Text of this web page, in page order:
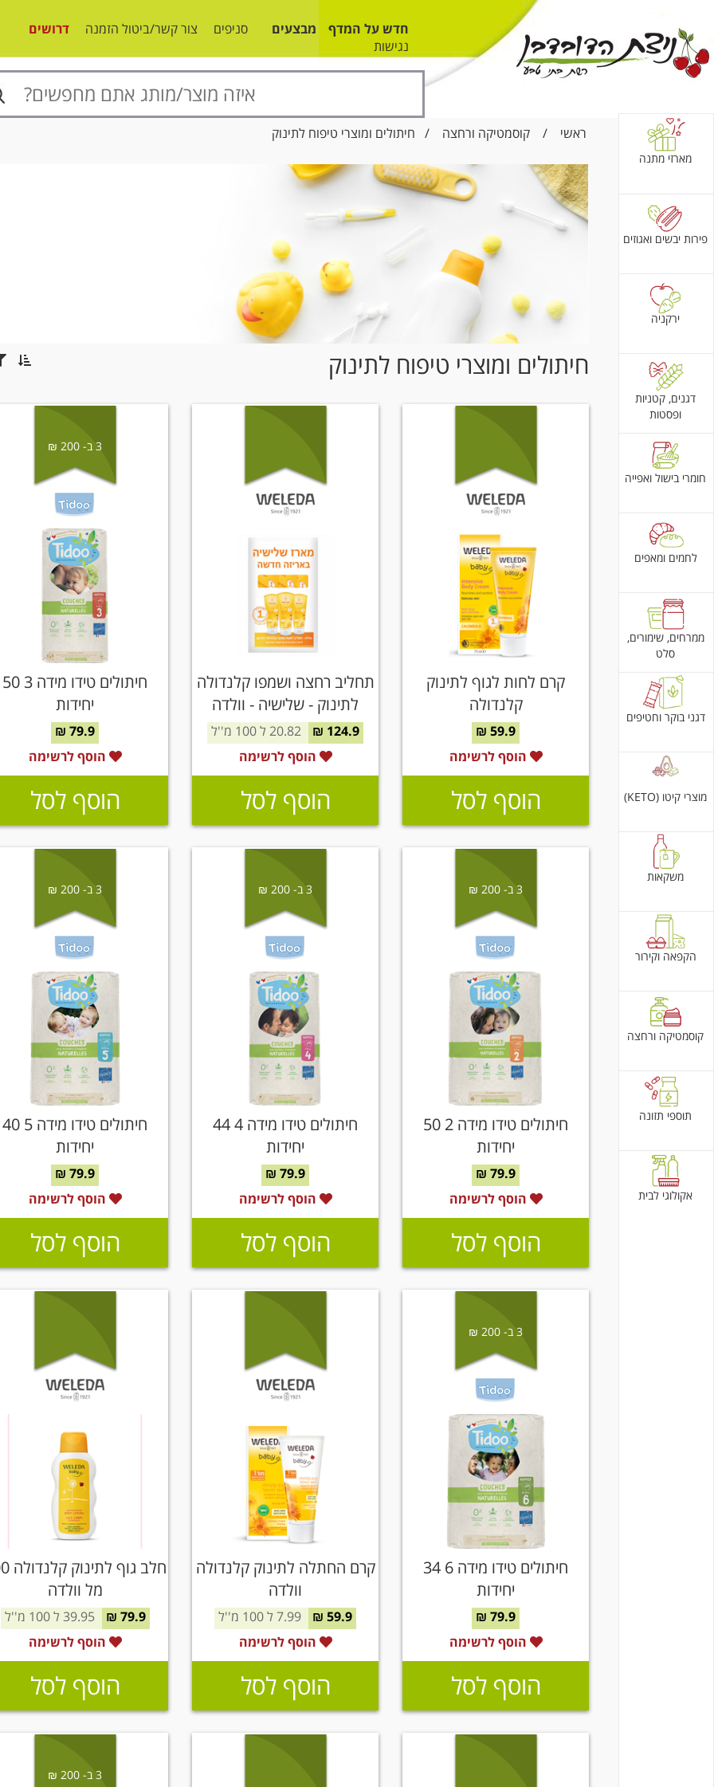
חדש על המדף מבצעים סניפים צור קשר/ביטול הזמנה
דרושים
נגישות
ראשי / קוסמטיקה ורחצה / חיתולים ומוצרי טיפוח לתינוק
מארזי מתנה
פירות יבשים ואגוזים
ירקניה
דגנים, קטניות
ופסטות
חומרי בישול ואפייה
לחמים ומאפים
ממרחים, שימורים,
סלט
דגני בוקר וחטיפים
מוצרי קיטו (KETO)
משקאות
הקפאה וקירור
קוסמטיקה ורחצה
תוספי תזונה
אקולוגי לבית
חיתולים ומוצרי טיפוח לתינוק
קרם לחות לגוף לתינוק
קלנדולה
59.9 ₪
הוסף לרשימה
הוסף לסל
תחליב רחצה ושמפו קלנדולה
לתינוק - שלישיה - וולדה
124.9 ₪
הוסף לרשימה
הוסף לסל
3 ב- 200 ₪
חיתולים טידו מידה 3 50
יחידות
79.9 ₪
הוסף לרשימה
הוסף לסל
3 ב- 200 ₪
חיתולים טידו מידה 2 50
יחידות
79.9 ₪
הוסף לרשימה
הוסף לסל
3 ב- 200 ₪
חיתולים טידו מידה 4 44
יחידות
79.9 ₪
הוסף לרשימה
הוסף לסל
3 ב- 200 ₪
חיתולים טידו מידה 5 40
יחידות
79.9 ₪
הוסף לרשימה
הוסף לסל
3 ב- 200 ₪
חיתולים טידו מידה 6 34
יחידות
79.9 ₪
הוסף לרשימה
הוסף לסל
קרם החתלה לתינוק קלנדולה
וולדה
59.9 ₪
הוסף לרשימה
הוסף לסל
חלב
מל וולדה
79.9 ₪
39.95 ל 100 מ''ל
הוסף לרשימה
הוסף לסל
3 ב- 200 ₪